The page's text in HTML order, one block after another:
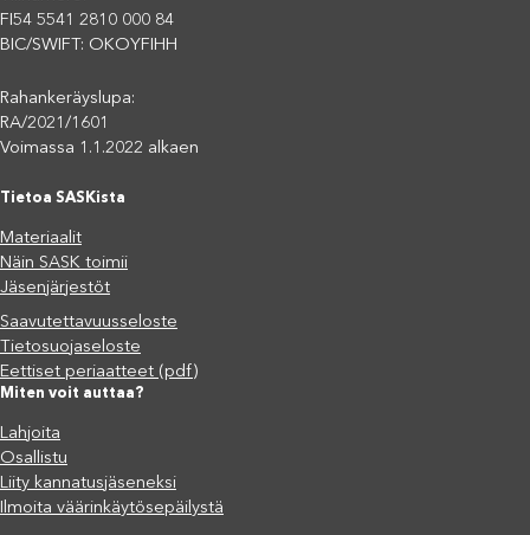
FI54 5541 2810 000 84
BIC/SWIFT: OKOYFIHH
Rahankeräyslupa:
RA/2021/1601
Voimassa 1.1.2022 alkaen
Tietoa SASKista
Materiaalit
Näin SASK toimii
Jäsenjärjestöt
Saavutettavuusseloste
Tietosuojaseloste
Eettiset periaatteet (pdf)
Miten voit auttaa?
Lahjoita
Osallistu
Liity kannatusjäseneksi
Ilmoita väärinkäytösepäilystä